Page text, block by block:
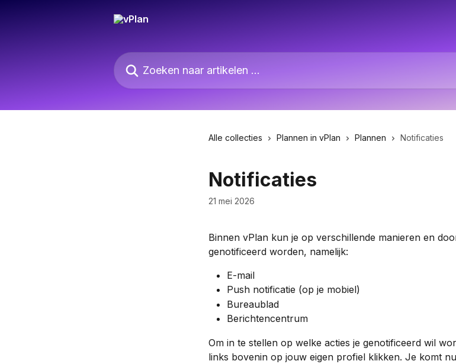
Zoeken naar artikelen ...
Alle collecties Plannen in vPlan Plannen Notificaties
Notificaties
21 mei 2026
Binnen vPlan kun je op verschillende manieren en
genotificeerd worden, namelijk:
E-mail
Push notificatie (op je mobiel)
Bureaublad
Berichtencentrum
Om in te stellen op welke acties je genotificeerd wil
links bovenin op jouw eigen profiel klikken. Je komt